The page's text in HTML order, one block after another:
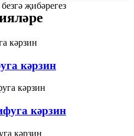
җибәрегез
кәрзин
кәрзин